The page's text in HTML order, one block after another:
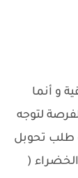
و أنما
لتوجه
طلب تحوبل
(